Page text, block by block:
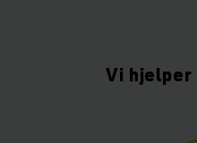
Vi hjelper